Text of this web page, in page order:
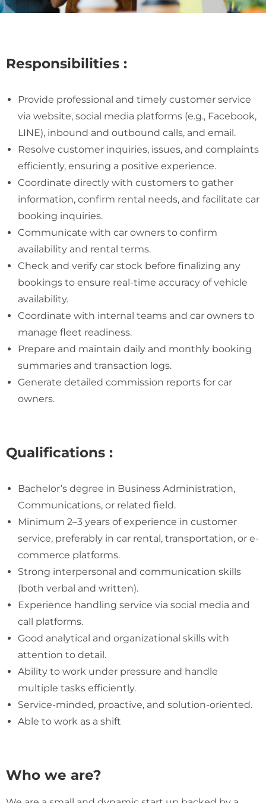
Responsibilities :
Provide professional and timely customer service
via website, social media platforms (e.g., Facebook,
LINE), inbound and outbound calls, and email.
Resolve customer inquiries, issues, and complaints
efficiently, ensuring a positive experience.
Coordinate directly with customers to gather
information, confirm rental needs, and facilitate car
booking inquiries.
Communicate with car owners to confirm
availability and rental terms.
Check and verify car stock before finalizing any
bookings to ensure real-time accuracy of vehicle
availability.
Coordinate with internal teams and car owners to
manage fleet readiness.
Prepare and maintain daily and monthly booking
summaries and transaction logs.
Generate detailed commission reports for car
owners.
Qualifications :
Bachelor’s degree in Business Administration,
Communications, or related field.
Minimum 2–3 years of experience in customer
service, preferably in car rental, transportation, or e-
commerce platforms.
Strong interpersonal and communication skills
(both verbal and written).
Experience handling service via social media and
call platforms.
Good analytical and organizational skills with
attention to detail.
Ability to work under pressure and handle
multiple tasks efficiently.
Service-minded, proactive, and solution-oriented.
Able to work as a shift
Who we are?